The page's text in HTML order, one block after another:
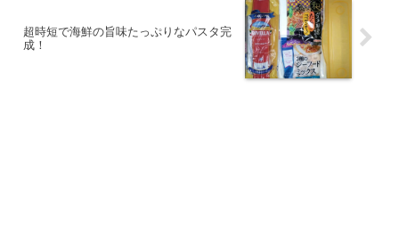
超時短で海鮮の旨味たっぷりなパスタ完
成！